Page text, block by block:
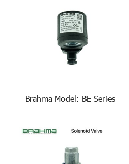
Brahma Model: BE Series